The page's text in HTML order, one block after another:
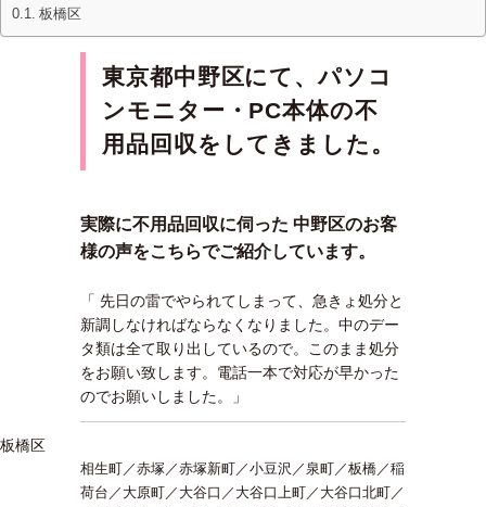
板橋区
東京都中野区にて、パソコ
ンモニター・PC本体の不
用品回収をしてきました。
実際に不用品回収に伺った 中野区のお客
様の声をこちらでご紹介しています。
「 先日の雷でやられてしまって、急きょ処分と
新調しなければならなくなりました。中のデー
タ類は全て取り出しているので。このまま処分
をお願い致します。電話一本で対応が早かった
のでお願いしました。」
板橋区
相生町／赤塚／赤塚新町／小豆沢／泉町／板橋／稲
荷台／大原町／大谷口／大谷口上町／大谷口北町／